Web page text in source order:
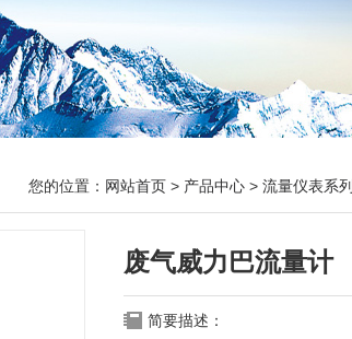
您的位置： 网站首页 > 产品中心 > 流量仪表系列
废气威力巴流量计
简要描述：